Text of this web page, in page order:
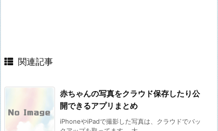
関連記事
赤ちゃんの写真をクラウド保存したり公
開できるアプリまとめ
iPhoneやiPadで撮影した写真は、クラウドでバッ